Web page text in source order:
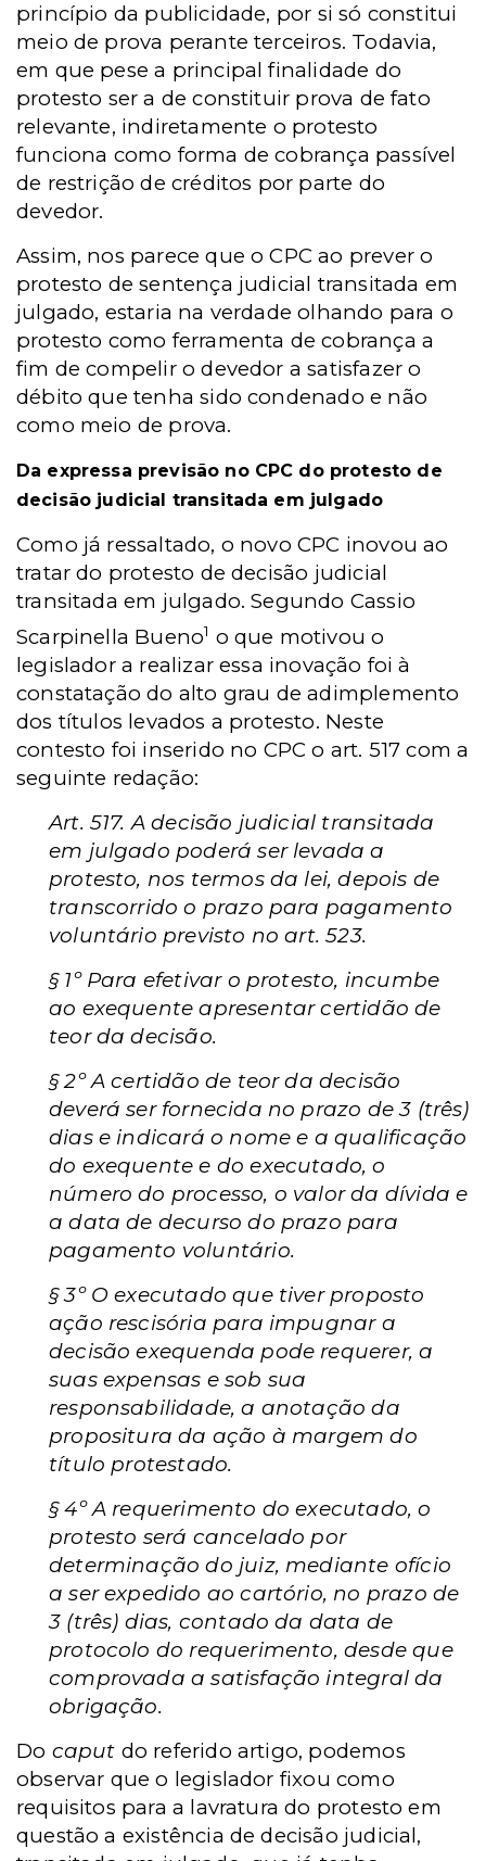
princípio da publicidade, por si só constitui
meio de prova perante terceiros. Todavia,
em que pese a principal finalidade do
protesto ser a de constituir prova de fato
relevante, indiretamente o protesto
funciona como forma de cobrança passível
de restrição de créditos por parte do
devedor.
Assim, nos parece que o CPC ao prever o
protesto de sentença judicial transitada em
julgado, estaria na verdade olhando para o
protesto como ferramenta de cobrança a
fim de compelir o devedor a satisfazer o
débito que tenha sido condenado e não
como meio de prova.
Da expressa previsão no CPC do protesto de
decisão judicial transitada em julgado
Como já ressaltado, o novo CPC inovou ao
tratar do protesto de decisão judicial
transitada em julgado. Segundo Cassio
Scarpinella Bueno1 o que motivou o
legislador a realizar essa inovação foi à
constatação do alto grau de adimplemento
dos títulos levados a protesto. Neste
contesto foi inserido no CPC o art. 517 com a
seguinte redação:
Art. 517. A decisão judicial transitada
em julgado poderá ser levada a
protesto, nos termos da lei, depois de
transcorrido o prazo para pagamento
voluntário previsto no art. 523.
§ 1º Para efetivar o protesto, incumbe
ao exequente apresentar certidão de
teor da decisão.
§ 2º A certidão de teor da decisão
deverá ser fornecida no prazo de 3 (três)
dias e indicará o nome e a qualificação
do exequente e do executado, o
número do processo, o valor da dívida e
a data de decurso do prazo para
pagamento voluntário.
§ 3º O executado que tiver proposto
ação rescisória para impugnar a
decisão exequenda pode requerer, a
suas expensas e sob sua
responsabilidade, a anotação da
propositura da ação à margem do
título protestado.
§ 4º A requerimento do executado, o
protesto será cancelado por
determinação do juiz, mediante ofício
a ser expedido ao cartório, no prazo de
3 (três) dias, contado da data de
protocolo do requerimento, desde que
comprovada a satisfação integral da
obrigação.
Do caput do referido artigo, podemos
observar que o legislador fixou como
requisitos para a lavratura do protesto em
questão a existência de decisão judicial,